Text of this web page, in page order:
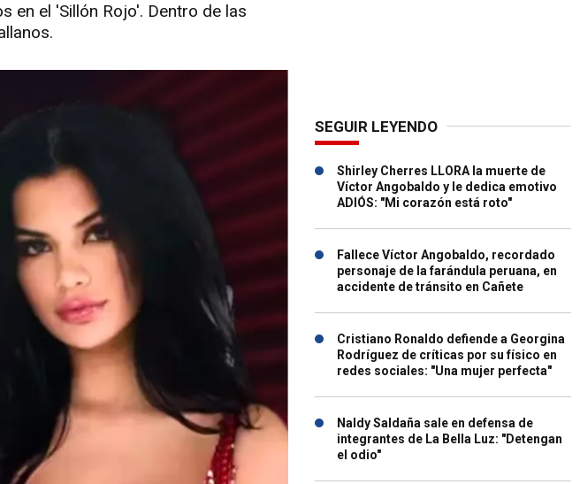
en el 'Sillón Rojo'. Dentro de las
SEGUIR LEYENDO
Shirley Cherres LLORA la muerte de
Víctor Angobaldo y le dedica emotivo
ADIÓS: "Mi corazón está roto"
Fallece Víctor Angobaldo, recordado
personaje de la farándula peruana, en
accidente de tránsito en Cañete
Cristiano Ronaldo defiende a Georgina
Rodríguez de críticas por su físico en
redes sociales: "Una mujer perfecta"
Naldy Saldaña sale en defensa de
integrantes de La Bella Luz: "Detengan
el odio"